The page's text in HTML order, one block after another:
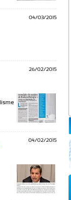
04/03/2015
26/02/2015
04/02/2015